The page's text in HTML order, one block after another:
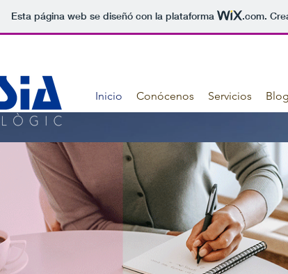
Esta página web se diseñó con la plataforma .com.
Inicio Conócenos Servicios Blog